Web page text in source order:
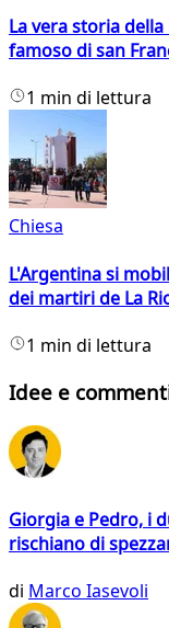
La vera storia
famoso di san
1 min di lettura
Chiesa
L'Argentina si
dei martiri de La
1 min di lettura
Idee e
Giorgia e Pedro, i
rischiano di
di Marco Iasevoli